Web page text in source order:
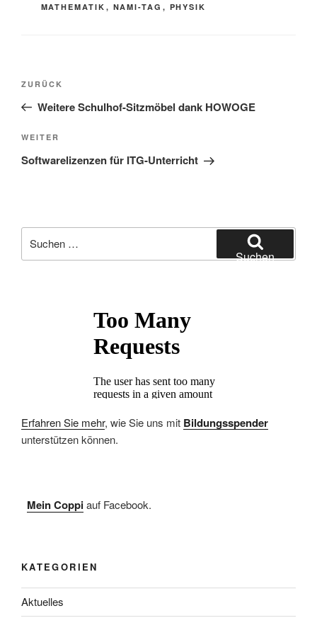
MATHEMATIK , NAMI-TAG , PHYSIK
Beitragsnavigation
Vorheriger
Beitrag
ZURÜCK
Weitere Schulhof-Sitzmöbel dank HOWOGE
Nächster
Beitrag
WEITER
Softwarelizenzen für ITG-Unterricht
nach:
Suchen
Erfahren Sie mehr, wie Sie uns mit Bildungsspender
unterstützen können.
Mein Coppiauf Facebook.
KATEGORIEN
Aktuelles